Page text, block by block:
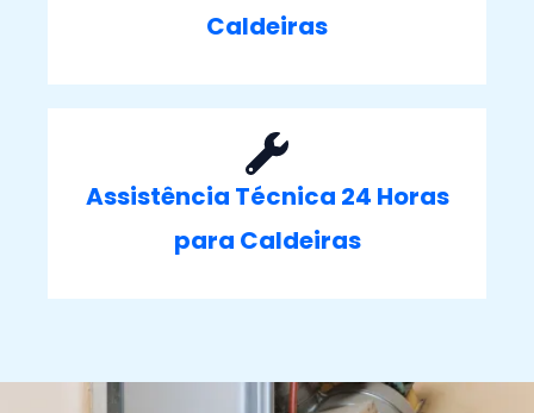
Caldeiras
Assistência Técnica 24 Horas
para Caldeiras